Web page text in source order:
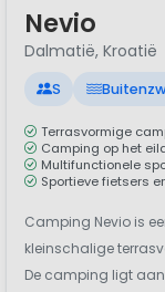
Nevio
Dalmatië, Kroatië
S
Terrasvormige
Camping op het
Multifunctionele
Sportieve fietsers
Camping Nevio is
kleinschalige
De camping ligt